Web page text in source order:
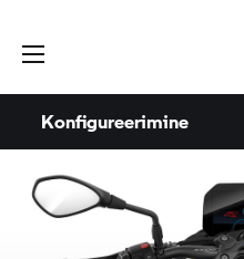
Konfigureerimine